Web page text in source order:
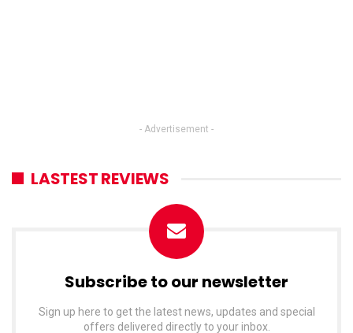
- Advertisement -
LASTEST REVIEWS
Subscribe to our newsletter
Sign up here to get the latest news, updates and special
offers delivered directly to your inbox.